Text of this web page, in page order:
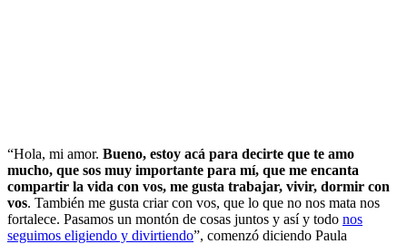
“Hola, mi amor. Bueno, estoy acá para decirte que te amo
mucho, que sos muy importante para mí, que me encanta
compartir la vida con vos, me gusta trabajar, vivir, dormir con
vos. También me gusta criar con vos, que lo que no nos mata nos
fortalece. Pasamos un montón de cosas juntos y así y todo nos
seguimos eligiendo y divirtiendo”, comenzó diciendo Paula